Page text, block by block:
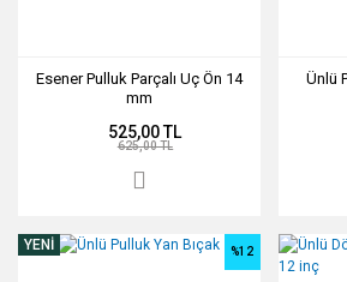
Esener Pulluk Parçalı Uç Ön 14
mm
525,00 TL
625,00 TL
Ünlü
YENİ %12